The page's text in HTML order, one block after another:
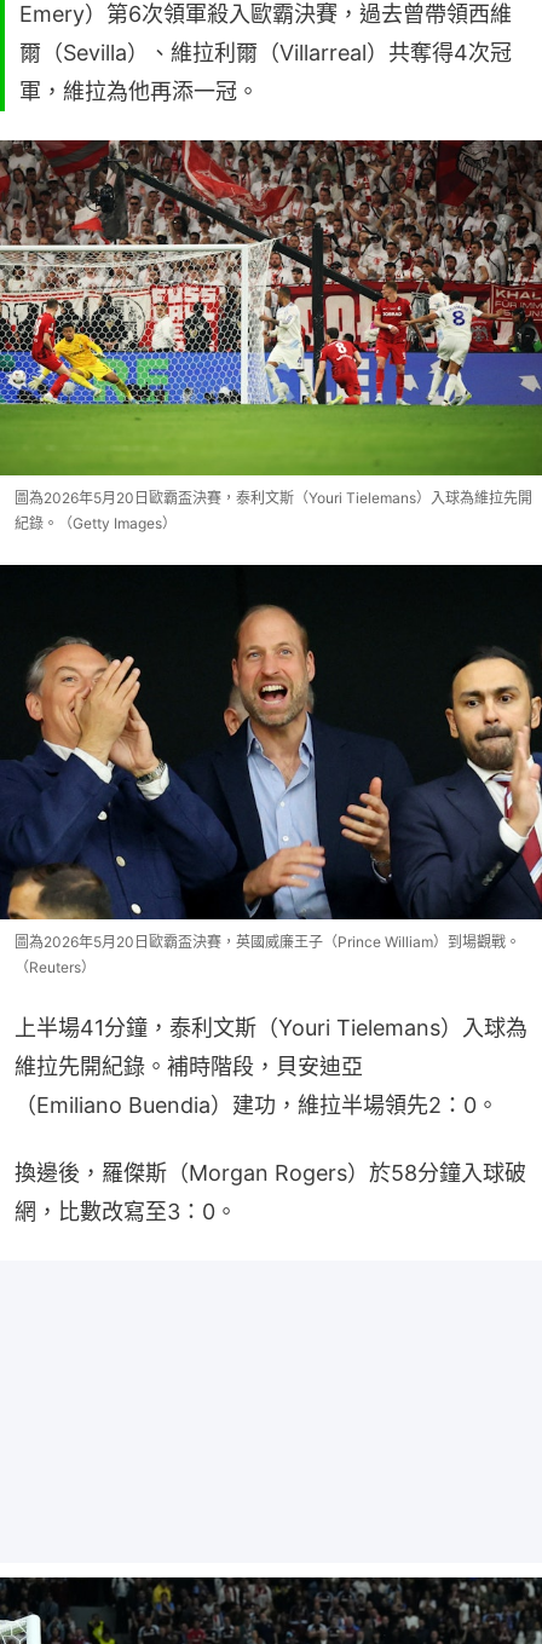
Emery）第6次領軍殺入歐霸決賽，過去曾帶領西維
爾（Sevilla）、維拉利爾（Villarreal）共奪得4次冠
軍，維拉為他再添一冠。
圖為2026年5月20日歐霸盃決賽，泰利文斯（Youri Tielemans）入球為維拉先開
紀錄。（Getty Images）
圖為2026年5月20日歐霸盃決賽，英國威廉王子（Prince William）到場觀戰。
（Reuters）
上半場41分鐘，泰利文斯（Youri Tielemans）入球為
維拉先開紀錄。補時階段，貝安迪亞
（Emiliano Buendia）建功，維拉半場領先2：0。
換邊後，羅傑斯（Morgan Rogers）於58分鐘入球破
網，比數改寫至3：0。